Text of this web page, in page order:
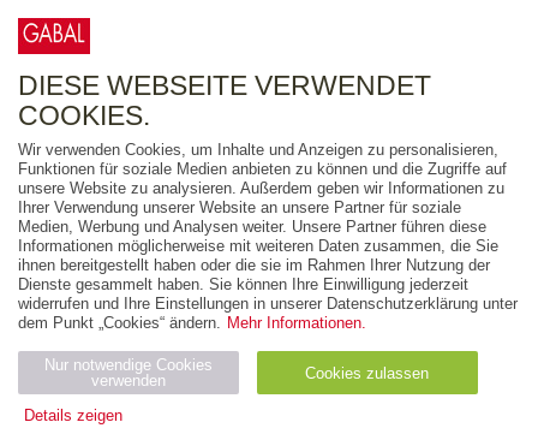
FREITEXT
AUSGABEART
AUS DER REIHE
ZUM THEMA
Neuerscheinung
Bestseller
PREIS
DIESE WEBSEITE VERWENDET
COOKIES.
Wir verwenden Cookies, um Inhalte und Anzeigen zu personalisieren,
Funktionen für soziale Medien anbieten zu können und die Zugriffe auf
unsere Website zu analysieren. Außerdem geben wir Informationen zu
Ihrer Verwendung unserer Website an unsere Partner für soziale
Medien, Werbung und Analysen weiter. Unsere Partner führen diese
Informationen möglicherweise mit weiteren Daten zusammen, die Sie
ihnen bereitgestellt haben oder die sie im Rahmen Ihrer Nutzung der
Dienste gesammelt haben. Sie können Ihre Einwilligung jederzeit
widerrufen und Ihre Einstellungen in unserer Datenschutzerklärung unter
dem Punkt „Cookies“ ändern. Mehr Informationen.
Nur notwendige Cookies
verwenden
Cookies zulassen
Details zeigen